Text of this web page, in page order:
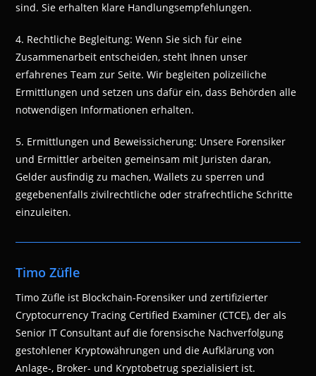
sind. Sie erhalten klare Handlungsempfehlungen.
4. Rechtliche Begleitung: Wenn Sie sich für eine
Zusammenarbeit entscheiden, steht Ihnen unser
erfahrenes Team zur Seite. Wir begleiten polizeiliche
Ermittlungen und setzen uns dafür ein, dass Behörden alle
notwendigen Informationen erhalten.
5. Ermittlungen und Beweissicherung: Unsere Forensiker
und Ermittler arbeiten gemeinsam mit Juristen daran,
Gelder ausfindig zu machen, Wallets zu sperren und
gegebenenfalls zivilrechtliche oder strafrechtliche Schritte
einzuleiten.
Timo Züfle
Timo Züfle ist Blockchain-Forensiker und zertifizierter
Cryptocurrency Tracing Certified Examiner (CTCE), der als
Senior IT Consultant auf die forensische Nachverfolgung
gestohlener Kryptowährungen und die Aufklärung von
Anlage-, Broker- und Kryptobetrug spezialisiert ist.